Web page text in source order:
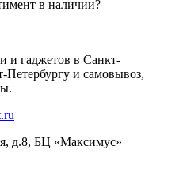
в наличии?
и гаджетов в Санкт-
Петербургу и самовывоз,
д.8, БЦ «Максимус»